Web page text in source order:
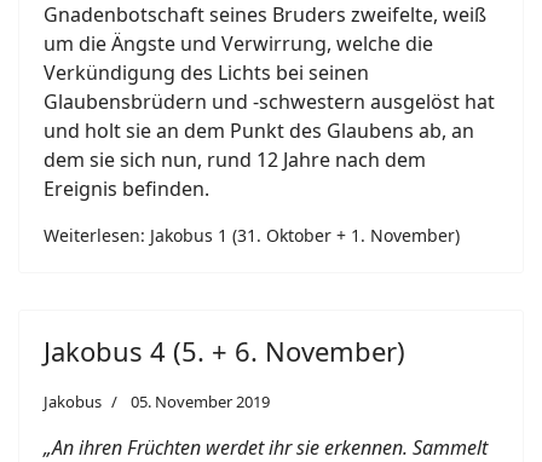
Gnadenbotschaft seines Bruders zweifelte, weiß
um die Ängste und Verwirrung, welche die
Verkündigung des Lichts bei seinen
Glaubensbrüdern und -schwestern ausgelöst hat
und holt sie an dem Punkt des Glaubens ab, an
dem sie sich nun, rund 12 Jahre nach dem
Ereignis befinden.
Weiterlesen: Jakobus 1 (31. Oktober + 1. November)
Jakobus 4 (5. + 6. November)
Jakobus 05. November 2019
„An ihren Früchten werdet ihr sie erkennen. Sammelt